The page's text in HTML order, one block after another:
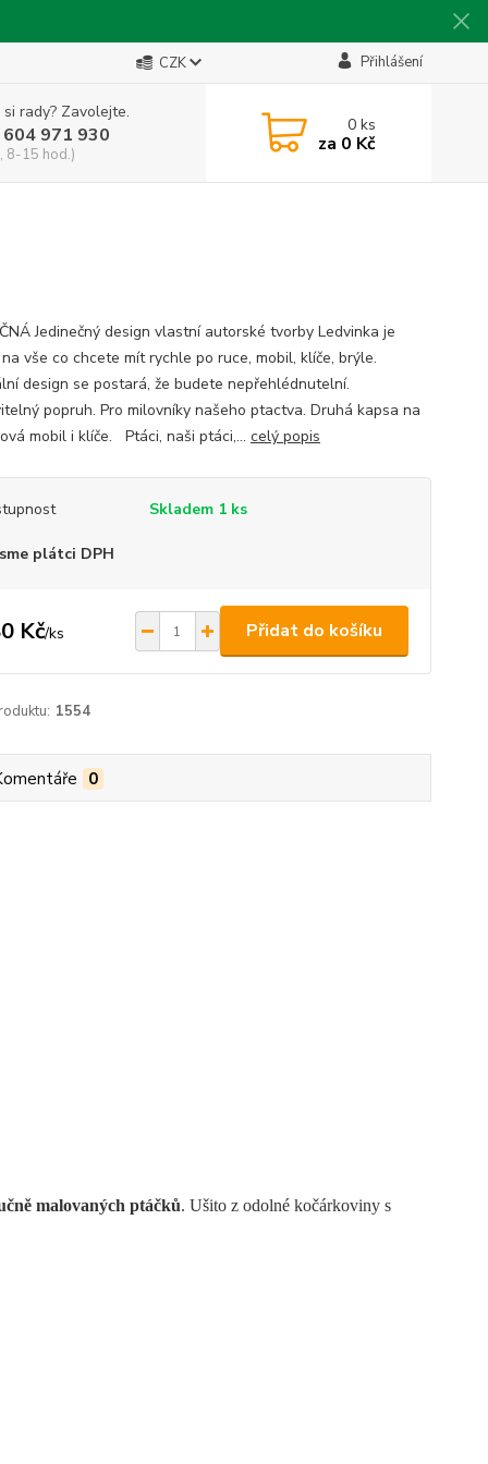
CZK Přihlášení
rady? Zavolejte.
971 930
8-15 hod.)
0ks
za 0 Kč
Jedinečný design vlastní autorské tvorby Ledvinka je
vše co chcete mít rychle po ruce, mobil, klíče, brýle.
design se postará, že budete nepřehlédnutelní.
popruh. Pro milovníky našeho ptactva. Druhá kapsa na
mobil i klíče. Ptáci, naši ptáci,... celý popis
Skladem 1 ks
plátci DPH
Kč/ks Přidat do košíku
1554
0
malovaných ptáčků. Ušito z odolné kočárkoviny s